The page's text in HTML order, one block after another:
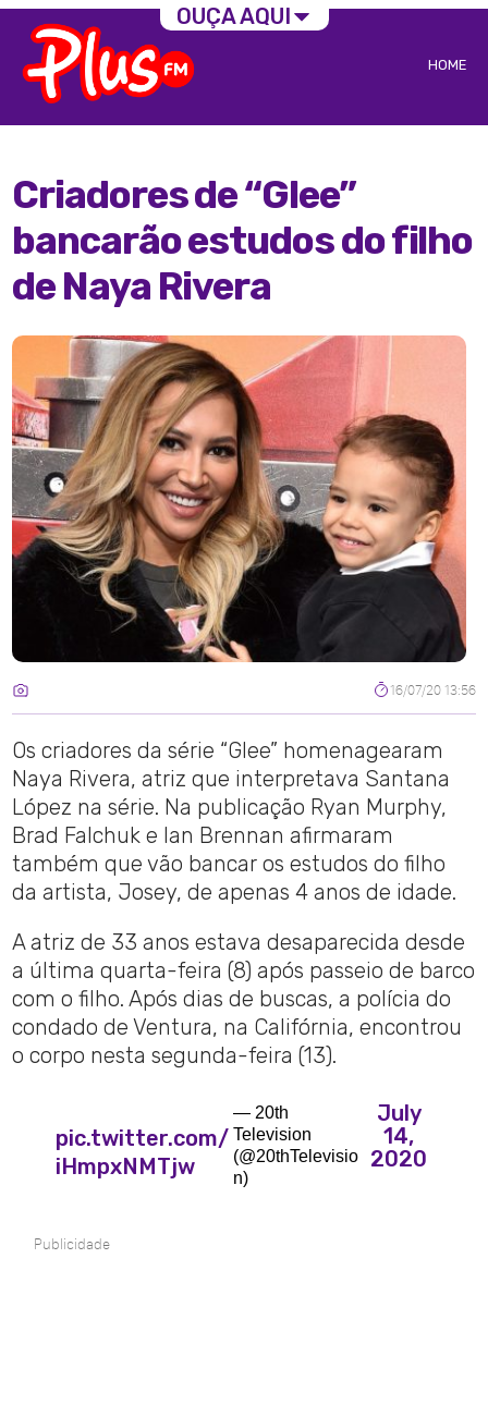
HOME
Criadores de “Glee”
bancarão estudos do filho
de Naya Rivera
16/07/20 13:56
Os criadores da série “Glee” homenagearam
Naya Rivera, atriz que interpretava Santana
López na série. Na publicação Ryan Murphy,
Brad Falchuk e Ian Brennan afirmaram
também que vão bancar os estudos do filho
da artista, Josey, de apenas 4 anos de idade.
A atriz de 33 anos estava desaparecida desde
a última quarta-feira (8) após passeio de barco
com o filho. Após dias de buscas, a polícia do
condado de Ventura, na Califórnia, encontrou
o corpo nesta segunda-feira (13).
pic.twitter.com/
iHmpxNMTjw
— 20th
Television
(@20thTelevisio
n)
July
14,
2020
Publicidade
OUÇA AQUI